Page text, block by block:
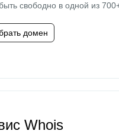
свободно в одной из
домен
Whois